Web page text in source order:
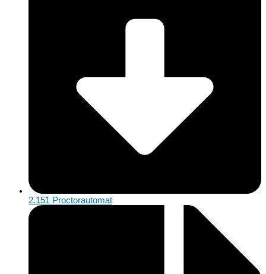
2.151 Proctorautomat